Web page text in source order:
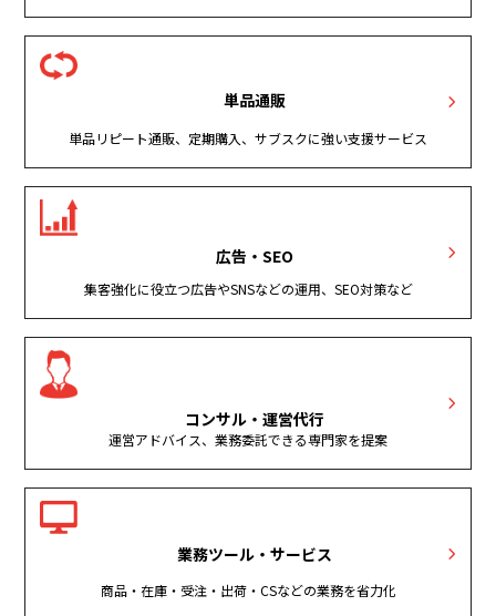
単品通販
単品リピート通販、定期購入、サブスクに強い支援サービス
広告・SEO
集客強化に役立つ広告やSNSなどの運用、SEO対策など
コンサル・運営代行
運営アドバイス、業務委託できる専門家を提案
業務ツール・サービス
商品・在庫・受注・出荷・CSなどの業務を省力化